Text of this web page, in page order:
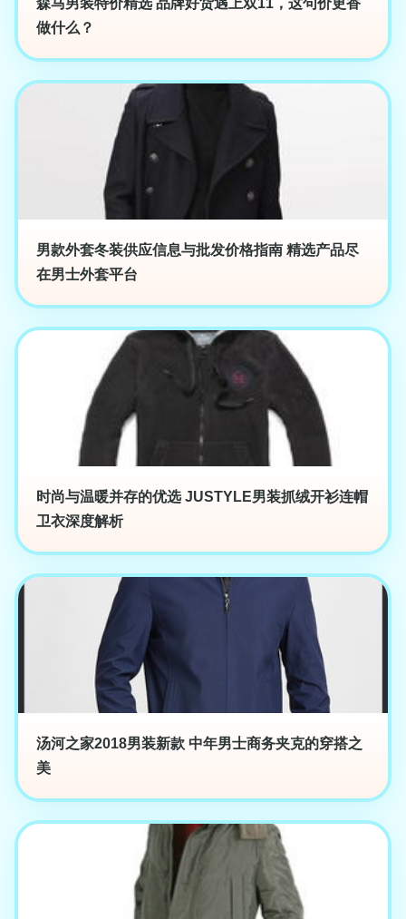
森马男装特价精选 品牌好货遇上双11，这句价更香
做什么？
男款外套冬装供应信息与批发价格指南 精选产品尽
在男士外套平台
时尚与温暖并存的优选 JUSTYLE男装抓绒开衫连帽
卫衣深度解析
汤河之家2018男装新款 中年男士商务夹克的穿搭之
美